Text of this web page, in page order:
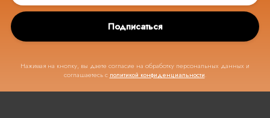
Подписаться
Нажимая на кнопку, вы даете согласие на обработку персональных данных и
соглашаетесь с политикой конфиденциальности.